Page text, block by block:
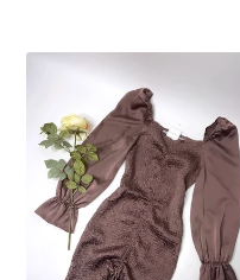
Vestido
Malva
Oscuro
(Talla
Grande)